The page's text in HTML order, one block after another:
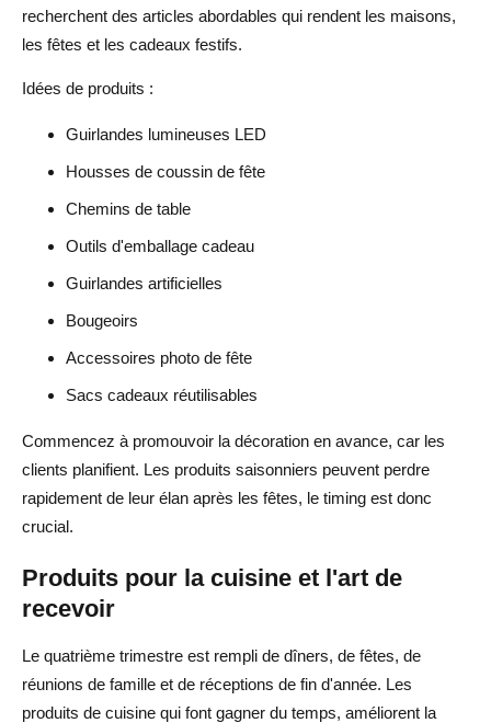
recherchent des articles abordables qui rendent les maisons,
les fêtes et les cadeaux festifs.
Idées de produits :
Guirlandes lumineuses LED
Housses de coussin de fête
Chemins de table
Outils d'emballage cadeau
Guirlandes artificielles
Bougeoirs
Accessoires photo de fête
Sacs cadeaux réutilisables
Commencez à promouvoir la décoration en avance, car les
clients planifient. Les produits saisonniers peuvent perdre
rapidement de leur élan après les fêtes, le timing est donc
crucial.
Produits pour la cuisine et l'art de
recevoir
Le quatrième trimestre est rempli de dîners, de fêtes, de
réunions de famille et de réceptions de fin d'année. Les
produits de cuisine qui font gagner du temps, améliorent la